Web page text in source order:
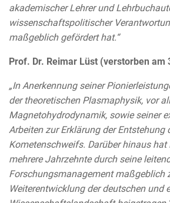
akademischer Lehrer und
wissenschaftspolitischer
maßgeblich gefördert hat.“
Prof. Dr. Reimar Lüst (verstorben am
„In Anerkennung seiner
der theoretischen Plasmaphysik, vor
Magnetohydrodynamik, sowie seiner
Arbeiten zur Erklärung der Entstehung
Kometenschweifs. Darüber hinaus hat
mehrere Jahrzehnte durch seine
Forschungsmanagement maßgeblich
Weiterentwicklung der deutschen und